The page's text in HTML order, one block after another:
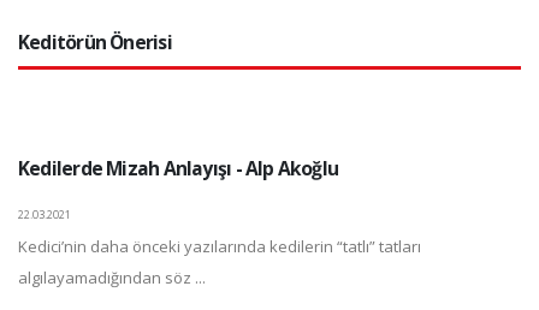
Keditörün Önerisi
Kedilerde Mizah Anlayışı - Alp Akoğlu
22.03.2021
Kedici’nin daha önceki yazılarında kedilerin “tatlı” tatları
algılayamadığından söz ...